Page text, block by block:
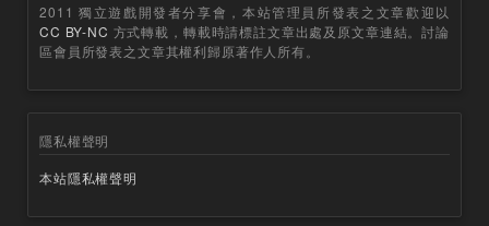
2011 獨立遊戲開發者分享會，本站管理員所發表之文章歡迎以
CC BY-NC 方式轉載，轉載時請標註文章出處及原文章連結。討論
區會員所發表之文章其權利歸原著作人所有。
隱私權聲明
本站隱私權聲明